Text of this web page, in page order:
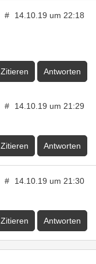
# 14.10.19 um 22:18
Zitieren Antworten
# 14.10.19 um 21:29
Zitieren Antworten
# 14.10.19 um 21:30
Zitieren Antworten